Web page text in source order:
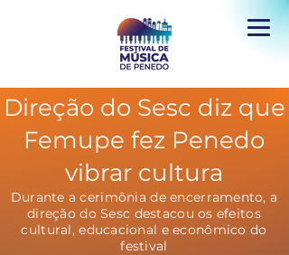
Direção do Sesc diz que
Femupe fez Penedo
vibrar cultura
Durante a cerimônia de encerramento, a
direção do Sesc destacou os efeitos
cultural, educacional e econômico do
festival